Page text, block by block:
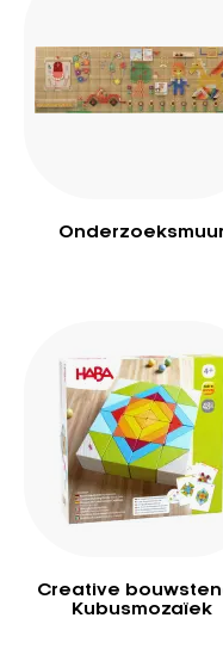
Onderzoeksmuur
Creative
Kubusmozaïek